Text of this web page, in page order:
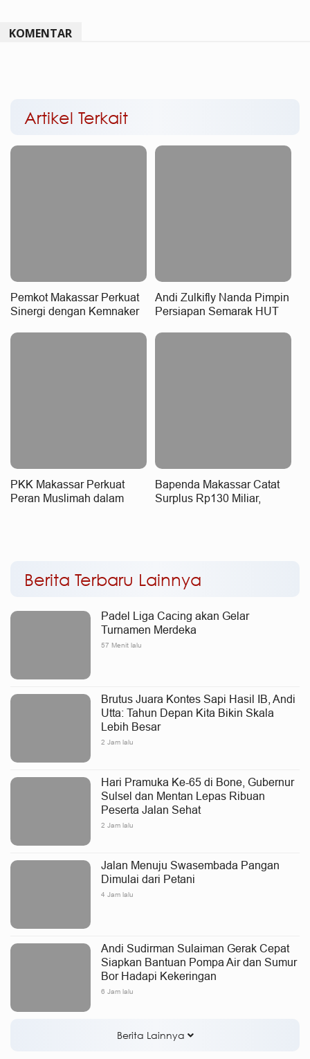
KOMENTAR
Artikel Terkait
Pemkot Makassar Perkuat
Sinergi dengan Kemnaker
yang Inklusif dan
Andi Zulkifly Nanda Pimpin
Persiapan Semarak HUT
PKK Makassar Perkuat
Peran Muslimah dalam
Bapenda Makassar Catat
Surplus Rp130 Miliar,
Berita Terbaru Lainnya
Padel Liga Cacing akan Gelar
Turnamen Merdeka
57 Menit lalu
Brutus Juara Kontes Sapi Hasil IB, Andi
Utta: Tahun Depan Kita Bikin Skala
Lebih Besar
2 Jam lalu
Hari Pramuka Ke-65 di Bone, Gubernur
Sulsel dan Mentan Lepas Ribuan
Peserta Jalan Sehat
2 Jam lalu
Jalan Menuju Swasembada Pangan
Dimulai dari Petani
4 Jam lalu
Andi Sudirman Sulaiman Gerak Cepat
Siapkan Bantuan Pompa Air dan Sumur
Bor Hadapi Kekeringan
6 Jam lalu
Berita Lainnya